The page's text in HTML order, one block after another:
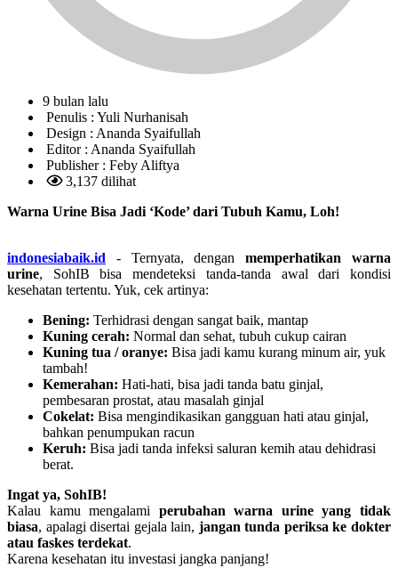
9 bulan lalu
Penulis : Yuli Nurhanisah
Design : Ananda Syaifullah
Editor : Ananda Syaifullah
Publisher : Feby Aliftya
3,137 dilihat
Warna Urine Bisa Jadi ‘Kode’ dari Tubuh Kamu, Loh!
indonesiabaik.id - Ternyata, denganmemperhatikan warna
urine, SohIB bisa mendeteksi tanda-tanda awal dari kondisi
kesehatan tertentu. Yuk, cek artinya:
Bening: Terhidrasi dengan sangat baik, mantap
Kuning cerah: Normal dan sehat, tubuh cukup cairan
Kuning tua / oranye: Bisa jadi kamu kurang minum air, yuk
tambah!
Kemerahan: Hati-hati, bisa jadi tanda batu ginjal,
pembesaran prostat, atau masalah ginjal
Cokelat: Bisa mengindikasikan gangguan hati atau ginjal,
bahkan penumpukan racun
Keruh: Bisa jadi tanda infeksi saluran kemih atau dehidrasi
berat.
Ingat ya, SohIB!
Kalau kamu mengalami perubahan warna urine yang tidak
biasa, apalagi disertai gejala lain, jangan tunda periksa ke dokter
atau faskes terdekat.
Karena kesehatan itu investasi jangka panjang!